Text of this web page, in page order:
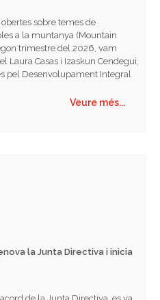
sobre temes de
a la muntanya (Mountain
trimestre del 2026, vam
Laura Casas i Izaskun Cendegui,
pel Desenvolupament Integral
Veure més...
la Junta Directiva i inicia